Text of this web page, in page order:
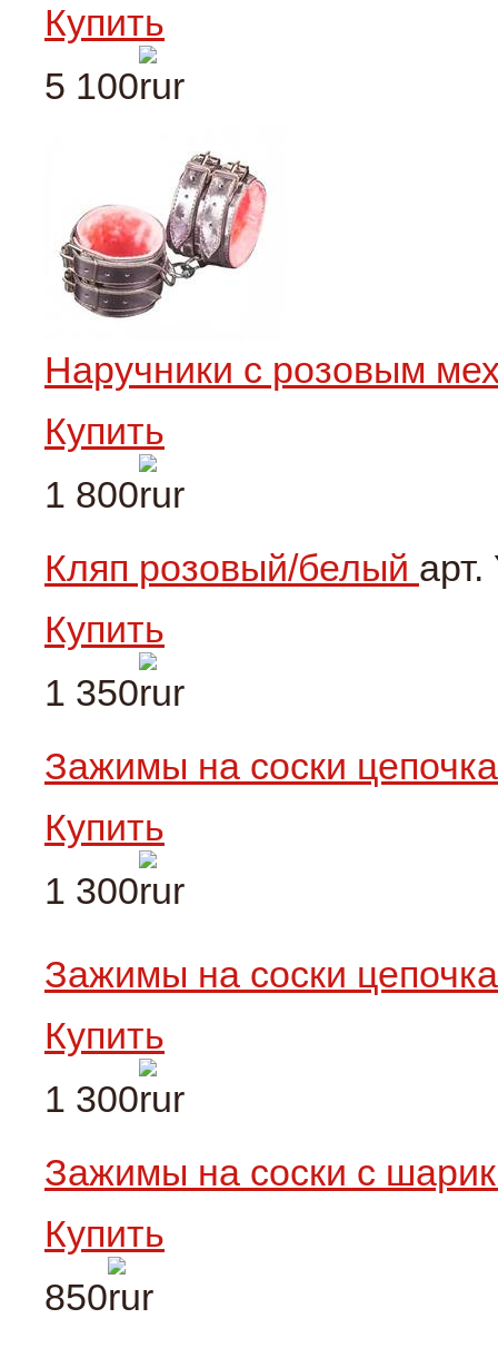
Купить
5 100
Наручники c розовым
Купить
1 800
Кляп розовый/белый
Купить
1 350
Зажимы на соски
Купить
1 300
Зажимы на соски
Купить
1 300
Зажимы на соски с
Купить
850